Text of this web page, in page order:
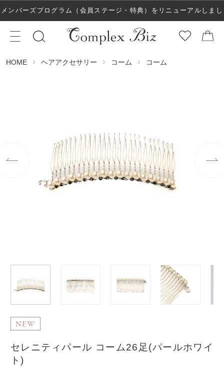
メンバーズプログラム（会員ステージ・特典）をリニューアルしまし
た！
HOME ヘアアクセサリー コーム コーム
NEW
セレニティパール コーム26足(パールホワイ
ト)